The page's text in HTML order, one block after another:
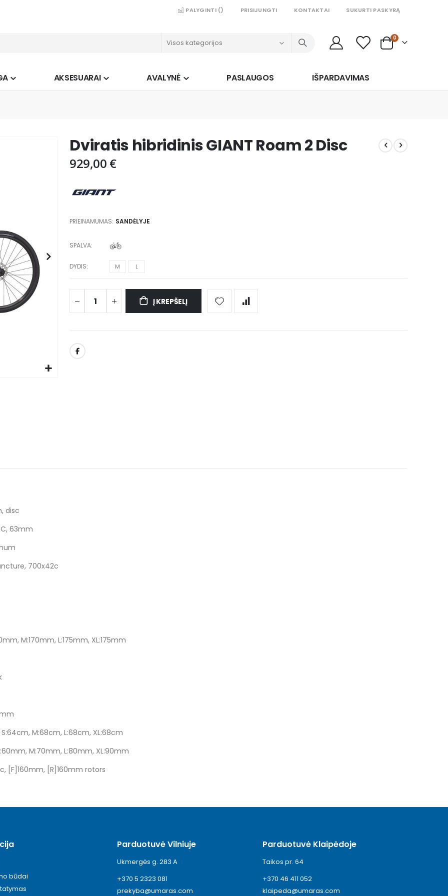
PALYGINTI () PRISIJUNGTI KONTAKTAI SUKURTI PASKYRĄ
Cart
0prekės
AKSESUARAI AVALYNĖ PASLAUGOS IŠPARDAVIMAS
Dviratis hibridinis GIANT Roam 2 Disc
929,00 €
PRIEINAMUMAS: SANDĖLYJE
SPALVA
DYDIS M L
Į KREPŠELĮ
disc
63mm
700x42c
M:170mm, L:175mm, XL:175mm
M:68cm, L:68cm, XL:68cm
M:70mm, L:80mm, XL:90mm
[F]160mm, [R]160mm rotors
būdai
Parduotuvė Vilniuje
Ukmergės g. 283 A
+370 5 2323 081
prekyba@umaras.com
Parduotuvė Klaipėdoje
Taikos pr. 64
+370 46 411 052
klaipeda@umaras.com